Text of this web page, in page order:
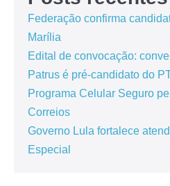
Federação confirma
Marília
Edital de convocação:
Patrus é pré-candidato do
Programa Celular Seguro
Correios
Governo Lula fortalece
Especial